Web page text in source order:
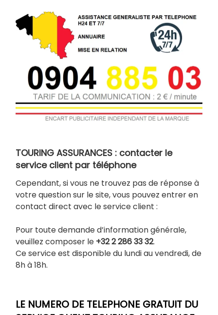
TOURING ASSURANCES : contacter le
service client par téléphone
Cependant, si vous ne trouvez pas de réponse à
votre question sur le site, vous pouvez entrer en
contact direct avec le service client :
Pour toute demande d’information générale,
veuillez composer le +32 2 286 33 32.
Ce service est disponible du lundi au vendredi, de
8h à 18h.
LE NUMERO DE TELEPHONE GRATUIT DU